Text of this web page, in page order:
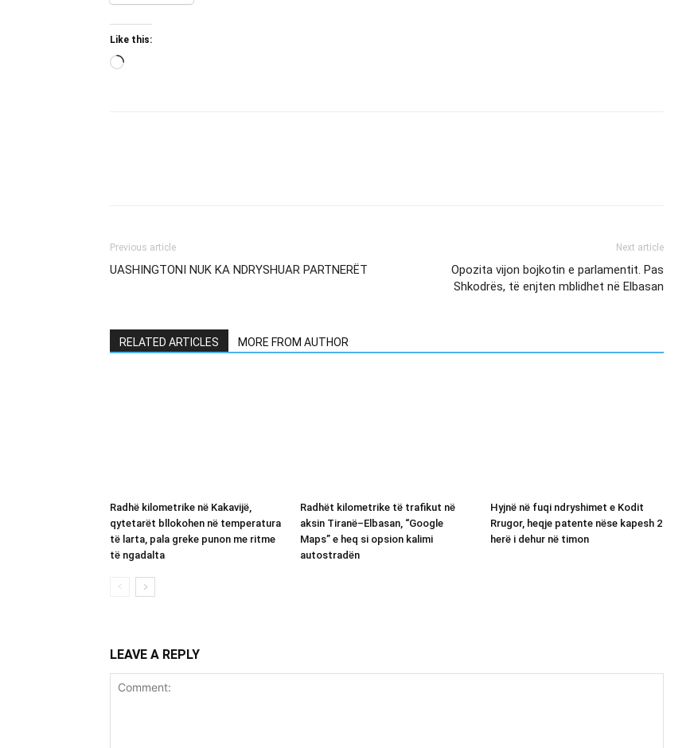
Like this:
Previous article
UASHINGTONI NUK KA NDRYSHUAR PARTNERËT
Next article
Opozita vijon bojkotin e parlamentit. Pas
Shkodrës, të enjten mblidhet në Elbasan
RELATED ARTICLES MORE FROM AUTHOR
Radhë kilometrike në Kakavijë,
qytetarët bllokohen në temperatura
të larta, pala greke punon me ritme
të ngadalta
Radhët kilometrike të trafikut në
aksin Tiranë–Elbasan, “Google
Maps” e heq si opsion kalimi
autostradën
Hyjnë në fuqi ndryshimet e Kodit
Rrugor, heqje patente nëse kapesh 2
herë i dehur në timon
LEAVE A REPLY